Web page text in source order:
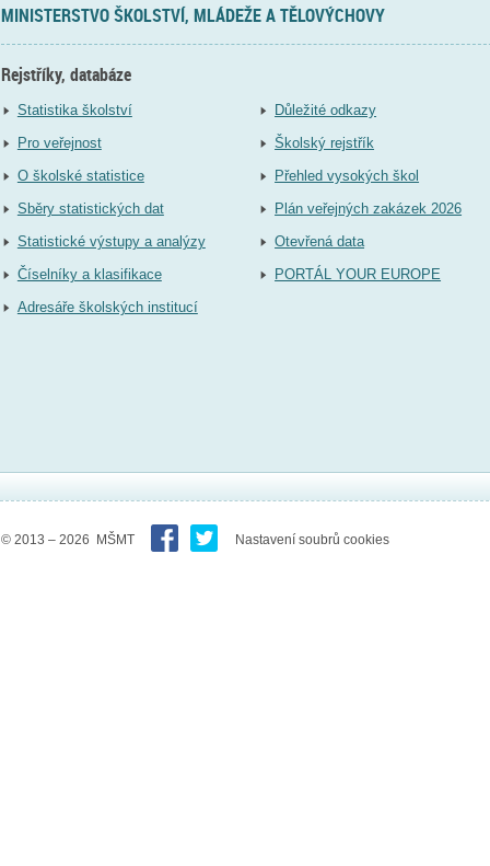
MINISTERSTVO ŠKOLSTVÍ, MLÁDEŽE A TĚLOVÝCHOVY
Rejstříky, databáze
Statistika školství
Pro veřejnost
O školské statistice
Sběry statistických dat
Statistické výstupy a analýzy
Číselníky a klasifikace
Adresáře školských institucí
Důležité odkazy
Školský rejstřík
Přehled vysokých škol
Plán veřejných zakázek 2026
Otevřená data
PORTÁL YOUR EUROPE
© 2013 – 2026 MŠMT Nastavení soubrů cookies